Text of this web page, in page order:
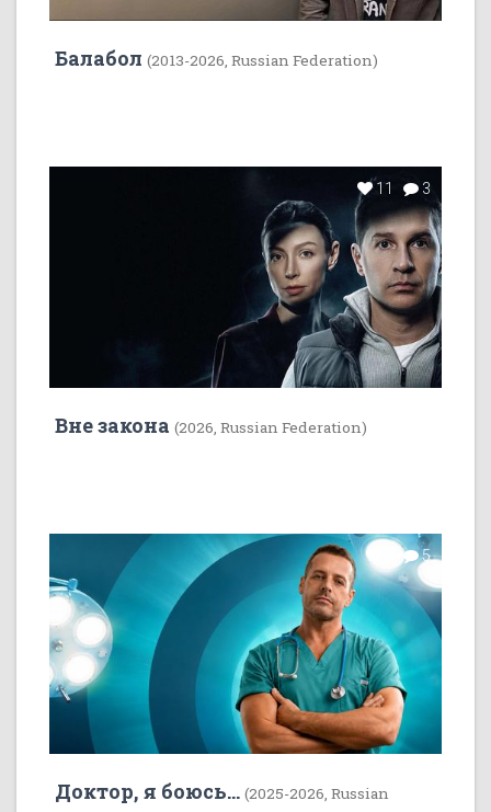
Балабол (2013-2026, Russian Federation)
11 3
Вне закона (2026, Russian Federation)
7 5
Доктор, я боюсь... (2025-2026, Russian